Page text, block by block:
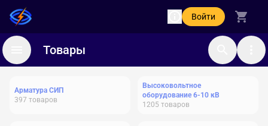
Войти
Товары
Арматура СИП
397 товаров
Высоковольтное
оборудование 6-10 кВ
1205 товаров